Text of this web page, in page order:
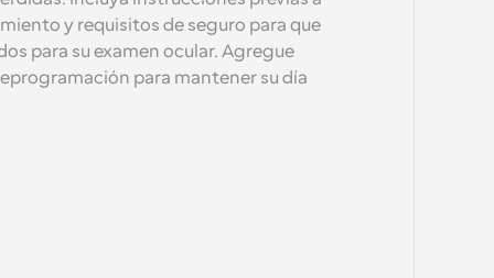
y requisitos de seguro para que
para su examen ocular. Agregue
para mantener su día